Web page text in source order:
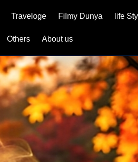
Traveloge Filmy Dunya life
Others About us